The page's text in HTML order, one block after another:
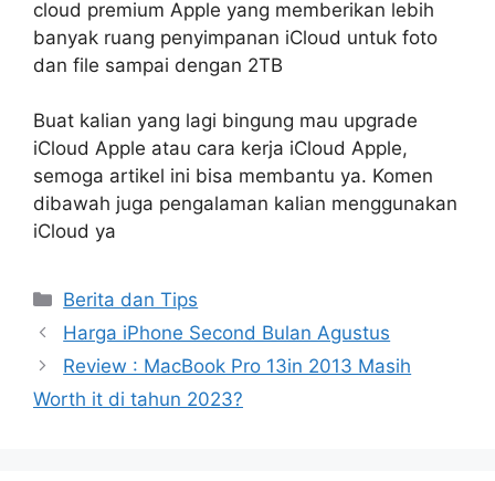
cloud premium Apple yang memberikan lebih
banyak ruang penyimpanan iCloud untuk foto
dan file sampai dengan 2TB
Buat kalian yang lagi bingung mau upgrade
iCloud Apple atau cara kerja iCloud Apple,
semoga artikel ini bisa membantu ya. Komen
dibawah juga pengalaman kalian menggunakan
iCloud ya
Categories
Berita dan Tips
Harga iPhone Second Bulan Agustus
Review : MacBook Pro 13in 2013 Masih
Worth it di tahun 2023?